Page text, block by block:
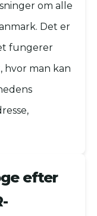
om alle
Det er
fungerer
hvor man kan
efter